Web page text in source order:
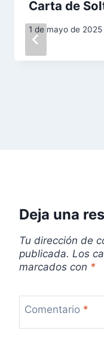
a
s
Carta de
1 de mayo de 2025
Deja una
Tu dirección de
publicada. Los
marcados con *
Comentario *